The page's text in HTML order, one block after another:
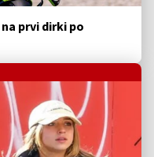
prvi dirki po